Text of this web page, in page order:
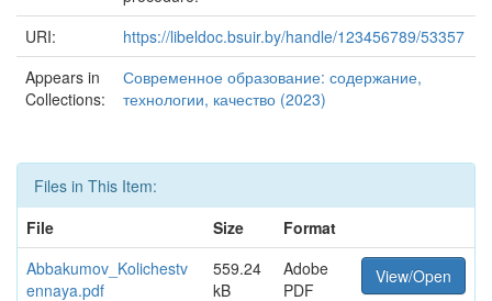
URI:
https://libeldoc.bsuir.by/handle/123456789/53357
Appears in
Collections:
Современное образование: содержание,
технологии, качество (2023)
Files in This Item:
File
Size
Format
Abbakumov_Kolichestv
ennaya.pdf
559.24
kB
Adobe
PDF
View/Open